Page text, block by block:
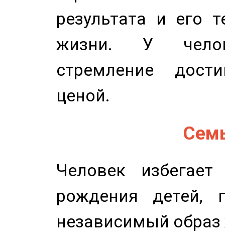
результата и его
жизни. У
стремление
ценой.
Человек
рождения детей,
независимый